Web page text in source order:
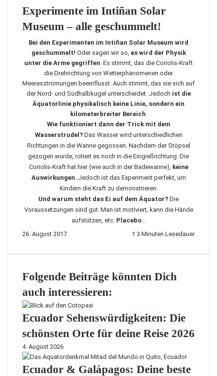
Experimente im Intiñan Solar
Museum – alle geschummelt!
Bei den Experimenten im Intiñan Solar Museum wird
geschummelt! Oder sagen wir so, es wird der Physik
unter die Arme gegriffen. Es stimmt, das die Coriolis-Kraft
die Drehrichtung von Wetterphänomenen oder
Meeresströmungen beeinflusst. Auch stimmt, das sie sich auf
der Nord- und Südhalbkugel unterscheidet. Jedoch ist die
Äquatorlinie physikalisch keine Linie, sondern ein
kilometerbreiter Bereich.
Wie funktioniert dann der Trick mit dem
Wasserstrudel? Das Wasser wird unterschiedlichen
Richtungen in die Wanne gegossen. Nachdem der Stöpsel
gezogen wurde, rotiert es noch in die Eingießrichtung. Die
Coriolis-Kraft hat hier (wie auch in der Badewanne), keine
Auswirkungen. Jedoch ist das Experiment perfekt, um
Kindern die Kraft zu demonstrieren.
Und warum steht das Ei auf dem Äquator? Die
Voraussetzungen sind gut. Man ist motiviert, kann die Hände
aufstützen, etc. Placebo…
26. August 2017
1 3 Minuten Lesedauer
Folgende Beiträge könnten Dich
auch interessieren:
Ecuador Sehenswürdigkeiten: Die
schönsten Orte für deine Reise 2026
4. August 2026
Ecuador & Galápagos: Deine beste